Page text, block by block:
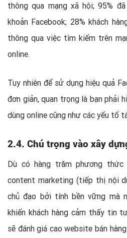
thông qua mạng xã hội; 95%
khoản Facebook; 28% khách
thông qua việc tìm kiếm trên
online.
Tuy nhiên để sử dụng hiệu quả
đơn giản, quan trọng là bạn phải
dùng online cũng như các yếu tố
2.4. Chú trọng vào xây
Dù có hàng trăm phương thức
content marketing (tiếp thị nội
chủ đạo bởi tính bền vững mà
khiến khách hàng cảm thấy tin
sẽ đánh giá cao website bán